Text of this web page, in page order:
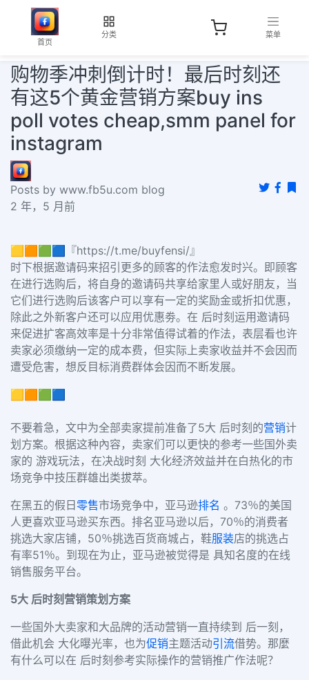
首页
分类 菜单
购物季冲刺倒计时！最后时刻还
有这5个黄金营销方案buy ins
poll votes cheap,smm panel for
instagram
Posts by www.fb5u.com blog
2 年，5 月前
🟨🟧🟩🟦『https://t.me/buyfensi/』
时下根据邀请码来招引更多的顾客的作法愈发时兴。即顾客
在进行选购后，将自身的邀请码共享给家里人或好朋友，当
它们进行选购后该客户可以享有一定的奖励金或折扣优惠，
除此之外新客户还可以应用优惠劵。在 后时刻运用邀请码
来促进扩客高效率是十分非常值得试着的作法，表层看也许
卖家必须缴纳一定的成本费，但实际上卖家收益并不会因而
遭受危害，想反目标消费群体会因而不断发展。
🟨🟧🟩🟦
不要着急，文中为全部卖家提前准备了5大 后时刻的营销计
划方案。根据这种內容，卖家们可以更快的参考一些国外卖
家的 游戏玩法，在决战时刻 大化经济效益并在白热化的市
场竞争中技压群雄出类拔萃。
在黑五的假日 零售市场竞争中，亚马逊排名 。 73％的美国
人更喜欢亚马逊买东西。排名亚马逊以后， 70％的消费者
挑选大家店铺， 50％挑选百货商城占，鞋服装店的挑选占
有率51％。到现在为止，亚马逊被觉得是 具知名度的在线
销售服务平台。
5大 后时刻营销策划方案
一些国外大卖家和大品牌的活动营销一直持续到 后一刻，
借此机会 大化曝光率，也为促销主题活动引流借势。那麼
有什么可以在 后时刻参考实际操作的营销推广作法呢？